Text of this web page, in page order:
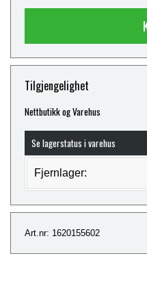
Tilgjengelighet
Nettbutikk og Varehus
Se lagerstatus i varehus
Fjernlager:
Art.nr: 1620155602